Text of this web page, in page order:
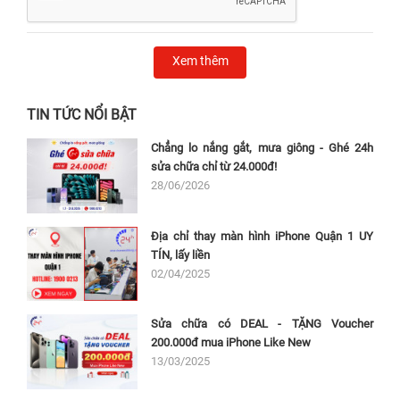
nhiều biện pháp nhưng người dùng vẫn không thể
Thường xuyên xuất hiện tình trạng đơ, liệt cảm ứng.
iPad mới nhận lệnh và hoạt động.
iPad bị lag khi truy cập ứng dụng.
Xuất hiện tình trạng loạn cảm ứng, đôi khi cảm ứng
rất nhạy nhưng cũng có lúc không. Máy nhận sai
lệnh của người sử dụng.
Xem thêm
TIN TỨC NỔI BẬT
Chẳng lo nắng gắt, mưa giông - Ghé 24h
sửa chữa chỉ từ 24.000đ!
28/06/2026
Địa chỉ thay màn hình iPhone Quận 1 UY
TÍN, lấy liền
02/04/2025
Sửa chữa có DEAL - TẶNG Voucher
200.000đ mua iPhone Like New
13/03/2025